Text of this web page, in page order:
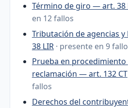
Término de giro — art. 38
en 12 fallos
Tributación de agencias
38 LIR · presente en 9
Prueba en
reclamación — art. 132 CT
fallos
Derechos del